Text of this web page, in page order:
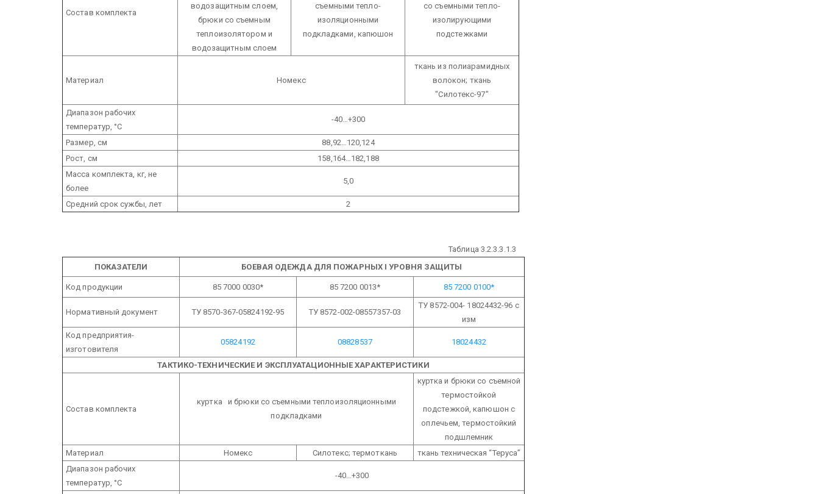
Состав комплекта
водозащитным слоем,
брюки со съемным
теплоизолятором и
водозащитным слоем
съемными тепло-
изоляционными
подкладками, капюшон
со съемными тепло-
изолирующими
подстежками
Материал Номекс
ткань из полиарамидных
волокон; ткань
"Силотекс-97"
Диапазон рабочих
температур, °С
-40…+300
Размер, см
88,92…120,124
Рост, см
158,164…182,188
Масса комплекта, кг, не
более
5,0
Средний срок сужбы, лет 2
Таблица 3.2.3.3.1.3
ПОКАЗАТЕЛИ
БОЕВАЯ ОДЕЖДА ДЛЯ ПОЖАРНЫХ I УРОВНЯ ЗАЩИТЫ
Код продукции 85 7000 0030* 85 7200 0013* 85 7200 0100*
Нормативный документ ТУ 8570-367-05824192-95 ТУ 8572-002-08557357-03
ТУ 8572-004- 18024432-96 с
изм
Код предприятия-
изготовителя
05824192 08828537 18024432
ТАКТИКО-ТЕХНИЧЕСКИЕ И ЭКСПЛУАТАЦИОННЫЕ ХАРАКТЕРИСТИКИ
Состав комплекта
куртка и брюки со съемными теплоизоляционными
подкладками
куртка и брюки со съемной
термостойкой
подстежкой, капюшон с
оплечьем, термостойкий
подшлемник
Материал
Номекс Силотекс; термоткань
ткань техническая “Теруса”
Диапазон рабочих
температур, °С
-40…+300